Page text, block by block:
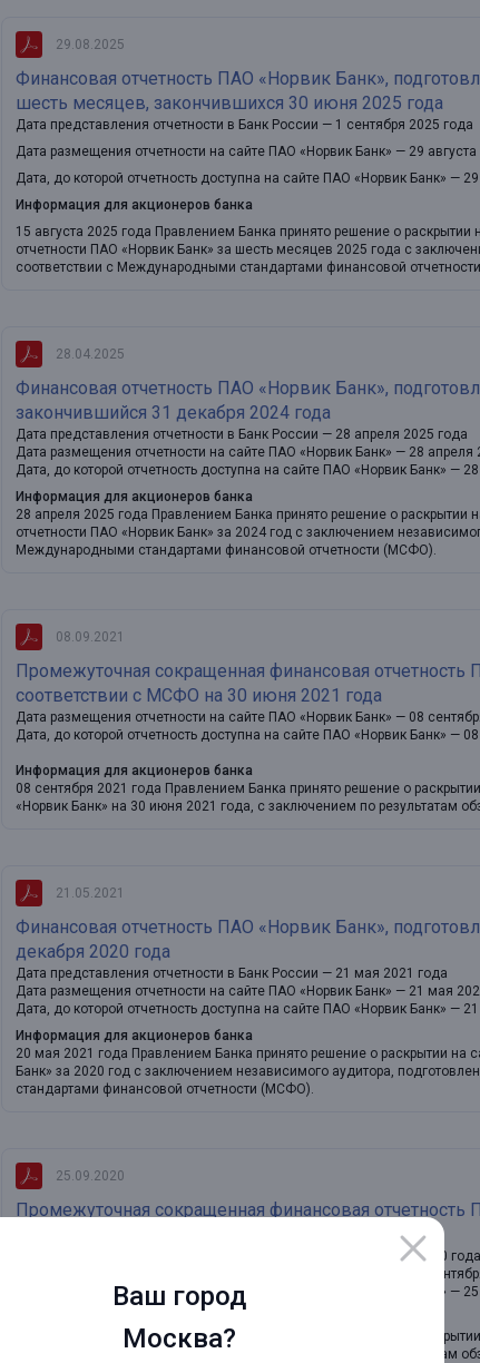
Ваш город
Москва?
29.08.2025
Финансовая отчетность ПАО «Норвик Банк»,
шесть месяцев, закончившихся 30 июня 2025 года
Дата представления отчетности в Банк России — 1 сентября 2025 года
Дата размещения отчетности на сайте ПАО «Норвик Банк» — 29 августа
Дата, до которой отчетность доступна на сайте ПАО «Норвик Банк» —
Информация для акционеров банка
15 августа 2025 года Правлением Банка принято решение о
отчетности ПАО «Норвик Банк» за шесть месяцев 2025 года с
соответствии с Международными стандартами финансовой
28.04.2025
Финансовая отчетность ПАО «Норвик Банк»,
закончившийся 31 декабря 2024 года
Дата представления отчетности в Банк России — 28 апреля 2025 года
Дата размещения отчетности на сайте ПАО «Норвик Банк» — 28 апреля
Дата, до которой отчетность доступна на сайте ПАО «Норвик Банк» —
Информация для акционеров банка
28 апреля 2025 года Правлением Банка принято решение о раскрытии
отчетности ПАО «Норвик Банк» за 2024 год с заключением
Международными стандартами финансовой отчетности (МСФО).
08.09.2021
Промежуточная сокращенная финансовая отчетность
соответствии с МСФО на 30 июня 2021 года
Дата размещения отчетности на сайте ПАО «Норвик Банк» — 08
Дата, до которой отчетность доступна на сайте ПАО «Норвик Банк» —
Информация для акционеров банка
08 сентября 2021 года Правлением Банка принято решение о
«Норвик Банк» на 30 июня 2021 года, с заключением по результатам
21.05.2021
Финансовая отчетность ПАО «Норвик Банк»,
декабря 2020 года
Дата представления отчетности в Банк России — 21 мая 2021 года
Дата размещения отчетности на сайте ПАО «Норвик Банк» — 21 мая
Дата, до которой отчетность доступна на сайте ПАО «Норвик Банк» —
Информация для акционеров банка
20 мая 2021 года Правлением Банка принято решение о раскрытии на
Банк» за 2020 год с заключением независимого аудитора,
стандартами финансовой отчетности (МСФО).
25.09.2020
Промежуточная сокращенная финансовая отчетность
Дата представления отчетности в Банк России — 25 сентября 2020 года
Дата размещения отчетности на сайте ПАО «Норвик Банк» — 25
Дата, до которой отчетность доступна на сайте ПАО «Норвик Банк» —
25 сентября 2020 года Правлением Банка принято решение о
«Норвик Банк» на 30 июня 2020 года, с заключением по результатам